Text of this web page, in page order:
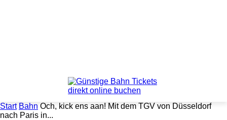
Start Bahn Och, kick ens aan! Mit dem TGV von Düsseldorf
nach Paris in...